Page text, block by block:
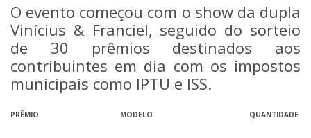
O evento começou com o show da dupla
Vinícius & Franciel, seguido do sorteio
de 30 prêmios destinados aos
contribuintes em dia com os impostos
municipais como IPTU e ISS.
PRÊMIO MODELO QUANTIDADE